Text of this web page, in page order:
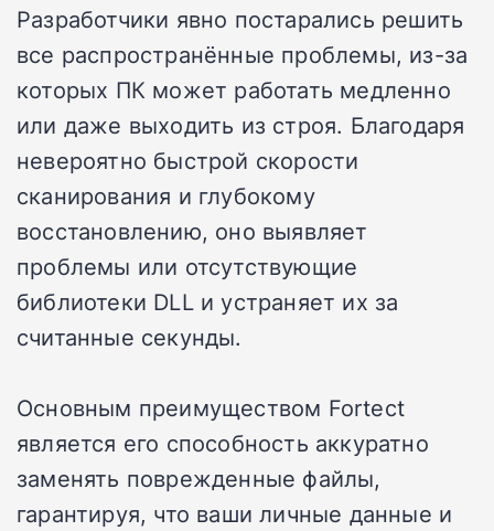
Разработчики явно постарались решить
все распространённые проблемы, из-за
которых ПК может работать медленно
или даже выходить из строя. Благодаря
невероятно быстрой скорости
сканирования и глубокому
восстановлению, оно выявляет
проблемы или отсутствующие
библиотеки DLL и устраняет их за
считанные секунды.
Основным преимуществом Fortect
является его способность аккуратно
заменять поврежденные файлы,
гарантируя, что ваши личные данные и